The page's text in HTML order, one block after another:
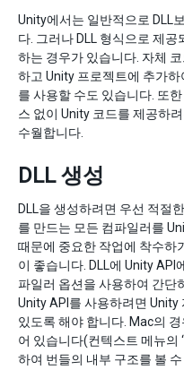
Unity에서는 일반적으로 DLL
다. 그러나 DLL 형식으로 제
하는 경우가 있습니다. 자체
하고 Unity 프로젝트에 추가
를 사용할 수도 있습니다. 또
스 없이 Unity 코드를 제공하
수월합니다.
DLL 생성
DLL을 생성하려면 우선 적절
를 만드는 모든 컴파일러를
때문에 중요한 작업에 착수하
이 좋습니다. DLL에 Unity API
파일러 옵션을 사용하여 간단
Unity API를 사용하려면 Unity
있도록 해야 합니다. Mac의
어 있습니다(컨텍스트 메뉴의
하여 번들의 내부 구조를 볼